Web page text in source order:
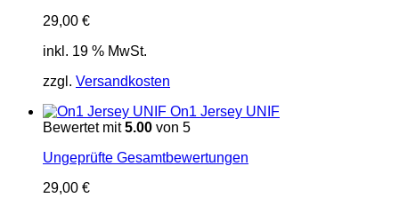
29,00 €
inkl. 19 % MwSt.
zzgl. Versandkosten
On1 Jersey UNIF
Bewertet mit5.00 von 5
Ungeprüfte Gesamtbewertungen
29,00 €